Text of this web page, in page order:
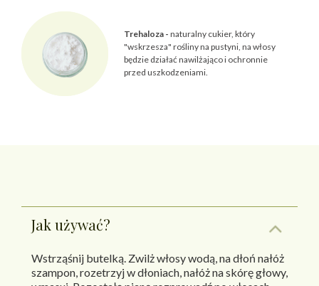
Trehaloza -naturalny cukier, który
"wskrzesza" rośliny na pustyni, na włosy
będzie działać nawilżająco i ochronnie
przed uszkodzeniami.
Jak używać?
Wstrząśnij butelką. Zwilż włosy wodą, na dłoń nałóż
szampon, rozetrzyj w dłoniach, nałóż na skórę głowy,